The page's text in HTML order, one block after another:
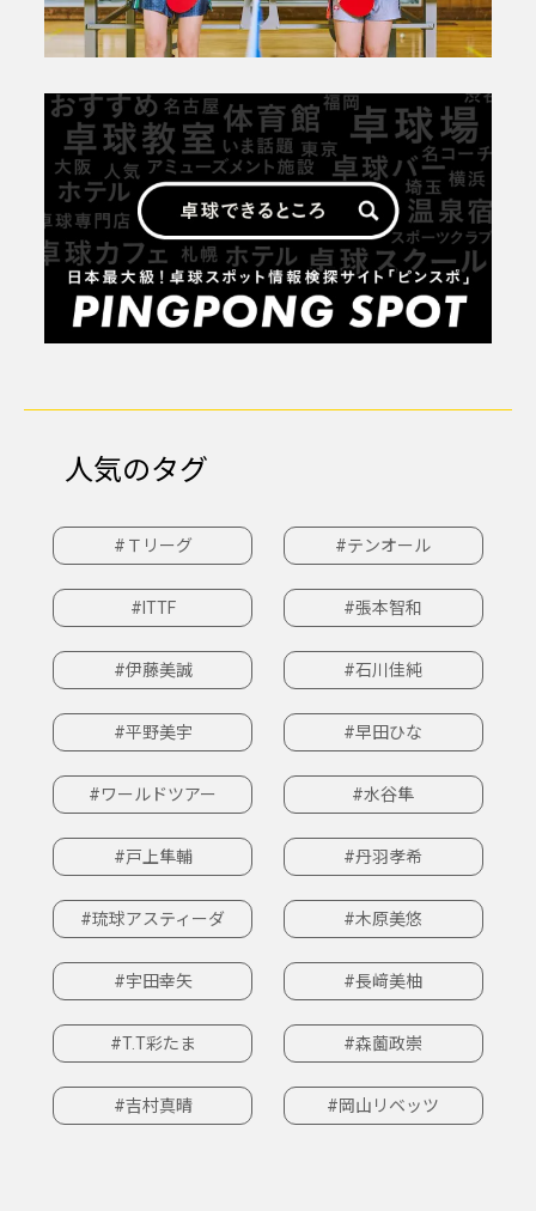
人気のタグ
#Ｔリーグ #テンオール
#ITTF #張本智和
#伊藤美誠 #石川佳純
#平野美宇 #早田ひな
#ワールドツアー #水谷隼
#戸上隼輔 #丹羽孝希
#琉球アスティーダ #木原美悠
#宇田幸矢 #長﨑美柚
#T.T彩たま #森薗政崇
#吉村真晴 #岡山リベッツ